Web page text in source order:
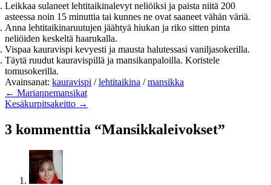
Leikkaa sulaneet lehtitaikinalevyt neliöiksi ja paista niitä 200
asteessa noin 15 minuttia tai kunnes ne ovat saaneet vähän väriä.
Anna lehtitaikinaruutujen jäähtyä hiukan ja riko sitten pinta
neliöiden keskeltä haarukalla.
Vispaa kauravispi kevyesti ja mausta halutessasi vaniljasokerilla.
Täytä ruudut kauravispillä ja mansikanpaloilla. Koristele
tomusokerilla.
Avainsanat: kauravispi /lehtitaikina /mansikka
← Mariannemansikat
Kesäkurpitsakeitto →
3 kommenttia “Mansikkaleivokset”